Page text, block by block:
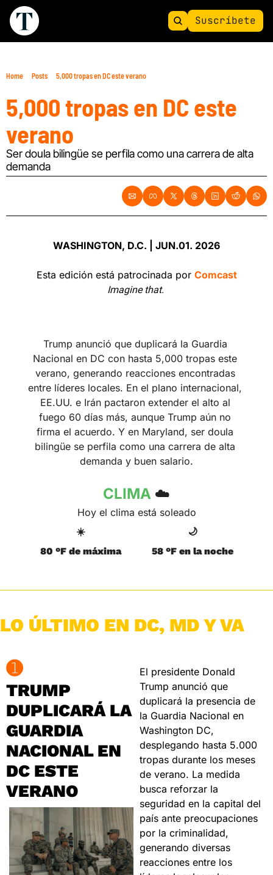
Suscríbete
Home Posts 5,000 tropas en DC este verano
5,000 tropas en DC este
verano
Ser doula bilingüe se perfila como una carrera de alta
demanda
WASHINGTON, D.C. | JUN.01. 2026
Esta edición está patrocinada por Comcast
Imagine that.
Trump anunció que duplicará la Guardia
Nacional en DC con hasta 5,000 tropas este
verano, generando reacciones encontradas
entre líderes locales. En el plano internacional,
EE.UU. e Irán pactaron extender el alto al
fuego 60 días más, aunque Trump aún no
firma el acuerdo. Y en Maryland, ser doula
bilingüe se perfila como una carrera de alta
demanda y buen salario.
CLIMA ☁️
Hoy el clima está soleado
☀️
80 °F de máxima
🌙
58 °F en la noche
LO ÚLTIMO EN DC, MD Y VA
➊
TRUMP
DUPLICARÁ LA
GUARDIA
NACIONAL EN
DC ESTE
VERANO
El presidente Donald
Trump anunció que
duplicará la presencia de
la Guardia Nacional en
Washington DC,
desplegando hasta 5.000
tropas durante los meses
de verano. La medida
busca reforzar la
seguridad en la capital del
país ante preocupaciones
por la criminalidad,
generando diversas
reacciones entre los